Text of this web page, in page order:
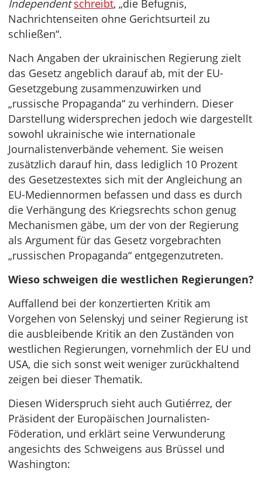
Independent schreibt, „die Befugnis,
Nachrichtenseiten ohne Gerichtsurteil zu
schließen“.
Nach Angaben der ukrainischen Regierung zielt
das Gesetz angeblich darauf ab, mit der EU-
Gesetzgebung zusammenzuwirken und
„russische Propaganda“ zu verhindern. Dieser
Darstellung widersprechen jedoch wie dargestellt
sowohl ukrainische wie internationale
Journalistenverbände vehement. Sie weisen
zusätzlich darauf hin, dass lediglich 10 Prozent
des Gesetzestextes sich mit der Angleichung an
EU-Mediennormen befassen und dass es durch
die Verhängung des Kriegsrechts schon genug
Mechanismen gäbe, um der von der Regierung
als Argument für das Gesetz vorgebrachten
„russischen Propaganda“ entgegenzutreten.
Wieso schweigen die westlichen Regierungen?
Auffallend bei der konzertierten Kritik am
Vorgehen von Selenskyj und seiner Regierung ist
die ausbleibende Kritik an den Zuständen von
westlichen Regierungen, vornehmlich der EU und
USA, die sich sonst weit weniger zurückhaltend
zeigen bei dieser Thematik.
Diesen Widerspruch sieht auch Gutiérrez, der
Präsident der Europäischen Journalisten-
Föderation, und erklärt seine Verwunderung
angesichts des Schweigens aus Brüssel und
Washington: